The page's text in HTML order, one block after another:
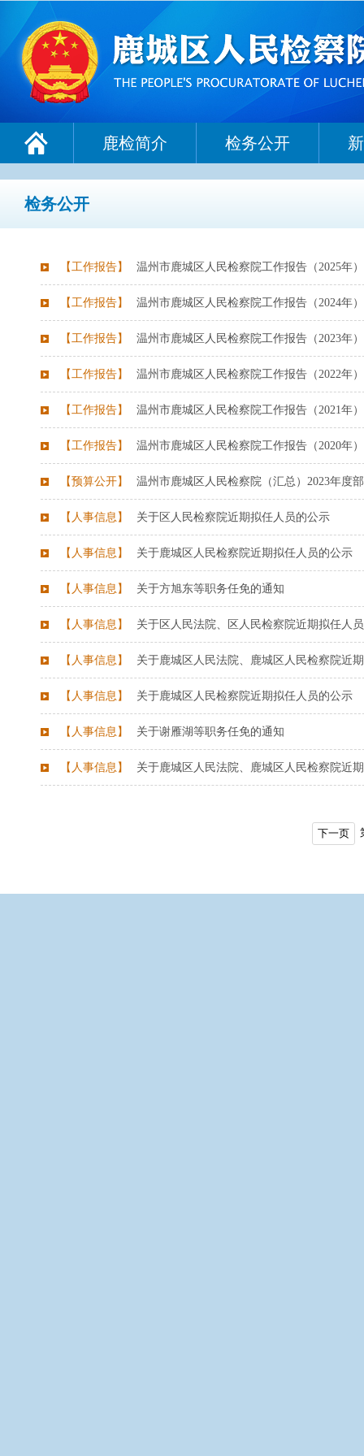
鹿检简介 检务公开
检务公开
【工作报告】 温州市鹿城区人民检察院工作报告（2025年）
【工作报告】 温州市鹿城区人民检察院工作报告（2024年）
【工作报告】 温州市鹿城区人民检察院工作报告（2023年）
【工作报告】 温州市鹿城区人民检察院工作报告（2022年）
【工作报告】 温州市鹿城区人民检察院工作报告（2021年）
【工作报告】 温州市鹿城区人民检察院工作报告（2020年）
【预算公开】 温州市鹿城区人民检察院（汇总）2023年度
【 人事信息 】 关于区人民检察院近期拟任人员的公示
【 人事信息 】 关于鹿城区人民检察院近期拟任人员的公示
【 人事信息 】 关于方旭东等职务任免的通知
【 人事信息 】 关于区人民法院、区人民检察院近期拟任人
【 人事信息 】 关于鹿城区人民法院、鹿城区人民检察院近
【 人事信息 】 关于鹿城区人民检察院近期拟任人员的公示
【 人事信息 】 关于谢雁湖等职务任免的通知
【 人事信息 】 关于鹿城区人民法院、鹿城区人民检察院近
下一页